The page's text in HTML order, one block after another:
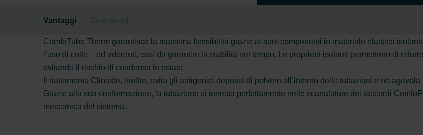
Vantaggi Download
ComfoTube Therm garantisce la massima flessibilità grazie ai suoi componenti in materiale elastico
l’uso di colle – ed aderenti, così da garantire la stabilità nel tempo. Le proprietà isolanti permettono di
evitando il rischio di condensa in estate.
Il trattamento Clinside, inoltre, evita gli antigenici depositi di polvere all’interno delle tubazioni e ne agevola
Grazie alla sua conformazione, la tubazione si innesta perfettamente nelle scanalature dei raccordi
meccanica del sistema.